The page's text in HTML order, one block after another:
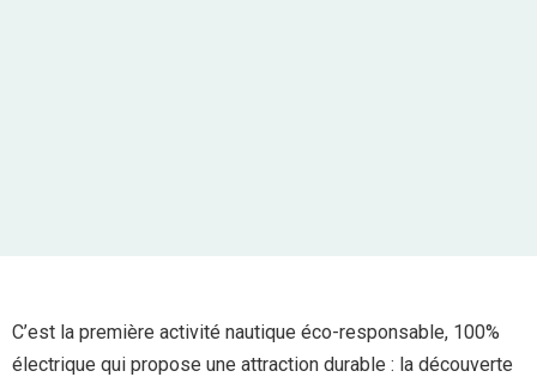
C’est la première activité nautique éco-responsable, 100%
électrique qui propose une attraction durable : la découverte